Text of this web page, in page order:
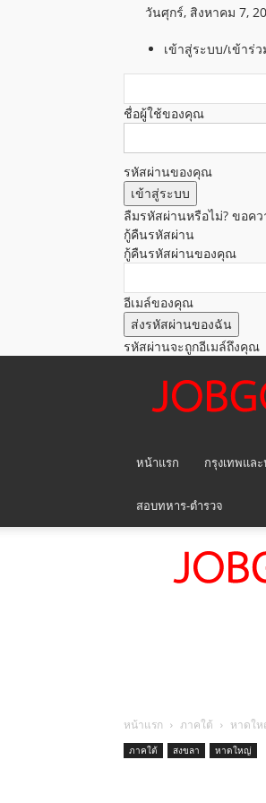
วันศุกร์, สิงหาคม 7,
เข้าสู่ระบบ/เข้าร่ว
ชื่อผู้ใช้ของคุณ
รหัสผ่านของคุณ
ลืมรหัสผ่านหรือไม่? ขอค
กู้คืนรหัสผ่าน
กู้คืนรหัสผ่านของคุณ
อีเมล์ของคุณ
รหัสผ่านจะถูกอีเมล์ถึงคุณ
หน้าแรก กรุงเทพแล
สอบทหาร-ตำรวจ
หน้าแรก ภาคใต้ หาดใ
ภาคใต้ สงขลา หาดใหญ่